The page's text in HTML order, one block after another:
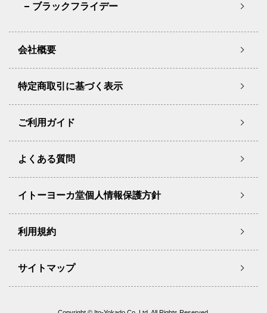
ブラックフライデー
会社概要
特定商取引に基づく表示
ご利用ガイド
よくある質問
イトーヨーカ堂個人情報保護方針
利用規約
サイトマップ